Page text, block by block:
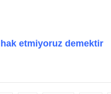
etmiyoruz demektir